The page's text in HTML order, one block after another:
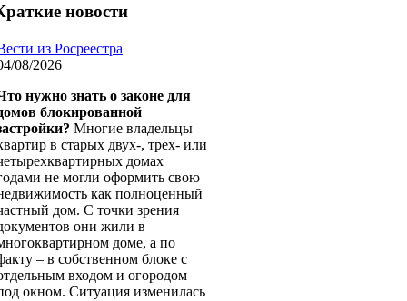
новости
из Росреестра
08/2026
нужно знать о законе для
блокированной
Многие владельцы
в старых двух-, трех- или
домах
не могли оформить свою
как полноценный
дом. С точки зрения
они жили в
доме, а по
– в собственном блоке с
входом и огородом
окном. Ситуация изменилась